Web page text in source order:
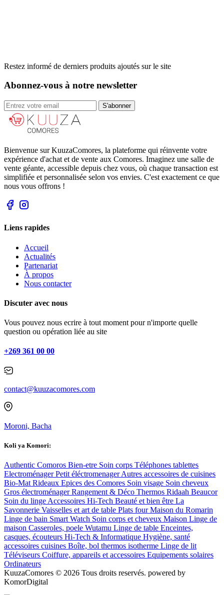
Restez informé de derniers produits ajoutés sur le site
Abonnez-vous à notre newsletter
S'abonner
Bienvenue sur KuuzaComores, la plateforme qui réinvente votre
expérience d'achat et de vente aux Comores. Imaginez une salle de
vente géante, accessible depuis chez vous, où chaque transaction est
simplifiée et personnalisée selon vos envies. C'est exactement ce que
nous vous offrons !
Liens rapides
Accueil
Actualités
Partenariat
À propos
Nous contacter
Discuter avec nous
Vous pouvez nous ecrire à tout moment pour n'importe quelle
question ou opération liée au site
+269 361 00 00
contact@kuuzacomores.com
Moroni, Bacha
Koli ya Komori:
Authentic Comoros Bien-etre Soin corps Téléphones tablettes
ElectroménagerPetit éléctromenagerAutres accessoires de cuisines
Bio-Mat Rideaux Epices des Comores Soin visage Soin cheveux
Gros électroménagerRangement & Déco Thermos Ridaah Beaucor
Soin du linge Accessoires Hi-Tech Beauté et bien être La
Savonnerie Vaisselles et art de table Plats fourMaison du Romarin
Linge de bain Smart Watch Soin corps et cheveux Maison Linge de
maison Casseroles, poele Wutamu Linge de table Enceintes,
casques, écouteurs Hi-Tech & Informatique Hygiène, santé
accessoires cuisines Boîte, bol thermos isotherme Linge de lit
Téléviseurs Coiffure, appareils et accessoires Equipements solaires
Ordinateurs
KuuzaComores © 2026 Tous droits reservés. powered by
KomorDigital